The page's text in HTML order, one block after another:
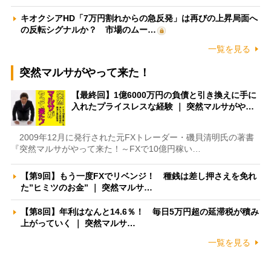
キオクシアHD「7万円割れからの急反発」は再びの上昇局面へ
の反転シグナルか？ 市場のムー…
一覧を見る
突然マルサがやって来た！
【最終回】1億6000万円の負債と引き換えに手に
入れたプライスレスな経験 ｜ 突然マルサがや…
2009年12月に発行された元FXトレーダー・磯貝清明氏の著書
『突然マルサがやって来た！～FXで10億円稼い…
【第9回】もう一度FXでリベンジ！ 種銭は差し押さえを免れ
た”ヒミツのお金” ｜ 突然マルサ…
【第8回】年利はなんと14.6％！ 毎日5万円超の延滞税が積み
上がっていく ｜ 突然マルサ…
一覧を見る